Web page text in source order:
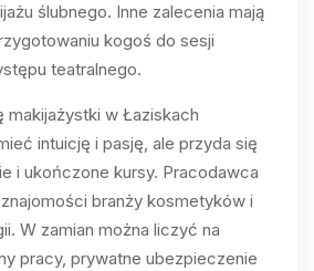
ślubnego. Inne zalecenia mają
kogoś do sesji
teatralnego.
w Łaziskach
intuicję i pasję, ale przyda się
i ukończone kursy. Pracodawca
branży kosmetyków i
W zamian można liczyć na
pracy, prywatne ubezpieczenie